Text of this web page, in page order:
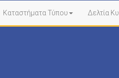
Καταστήματα Τύπου Δελτία